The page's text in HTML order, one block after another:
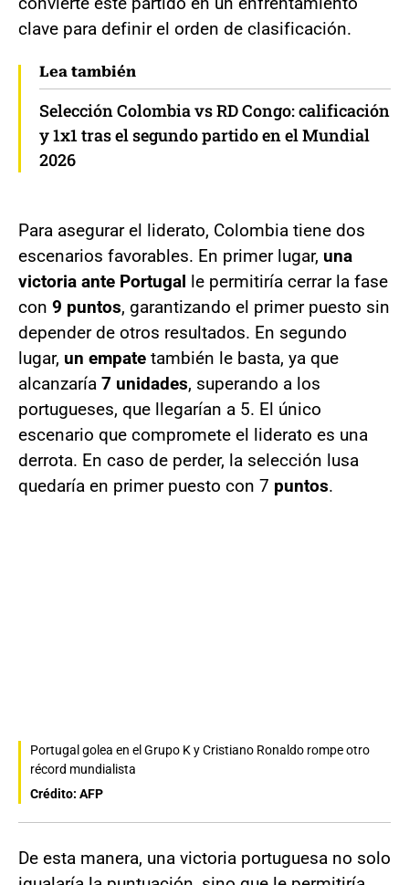
clave para definir el orden de clasificación.
Lea también
Selección Colombia vs RD Congo: calificación
y 1x1 tras el segundo partido en el Mundial
2026
Para asegurar el liderato, Colombia tiene dos
escenarios favorables. En primer lugar, una
victoria ante Portugal le permitiría cerrar la fase
con 9 puntos, garantizando el primer puesto sin
depender de otros resultados. En segundo
lugar, un empate también le basta, ya que
alcanzaría 7 unidades, superando a los
portugueses, que llegarían a 5. El único
escenario que compromete el liderato es una
derrota. En caso de perder, la selección lusa
quedaría en primer puesto con 7 puntos.
Portugal golea en el Grupo K y Cristiano Ronaldo rompe otro
récord mundialista
Crédito: AFP
De esta manera, una victoria portuguesa no solo